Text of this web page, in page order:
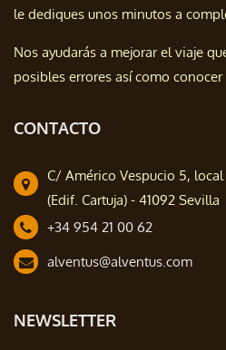
le dediques unos minutos a
Nos ayudarás a mejorar el viaje
posibles errores así como
CONTACTO
C/ Américo Vespucio 5, local
(Edif. Cartuja) - 41092 Sevilla
+34 954 21 00 62
alventus@alventus.com
NEWSLETTER